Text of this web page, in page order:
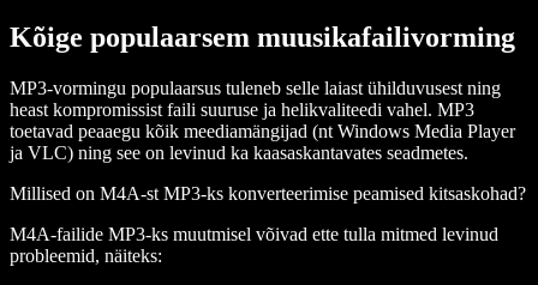
Kõige populaarsem muusikafailivorming
MP3-vormingu populaarsus tuleneb selle laiast ühilduvusest ning
heast kompromissist faili suuruse ja helikvaliteedi vahel. MP3
toetavad peaaegu kõik meediamängijad (nt Windows Media Player
ja VLC) ning see on levinud ka kaasaskantavates seadmetes.
Millised on M4A-st MP3-ks konverteerimise peamised kitsaskohad?
M4A-failide MP3-ks muutmisel võivad ette tulla mitmed levinud
probleemid, näiteks: